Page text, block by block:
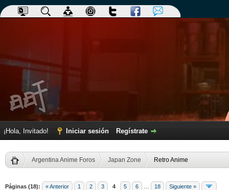
¡Hola, Invitado! Iniciar sesión Regístrate
Argentina Anime Foros Japan Zone Retro Anime
Páginas (18): « Anterior 1 2 3 4 5 6 18 Siguiente »